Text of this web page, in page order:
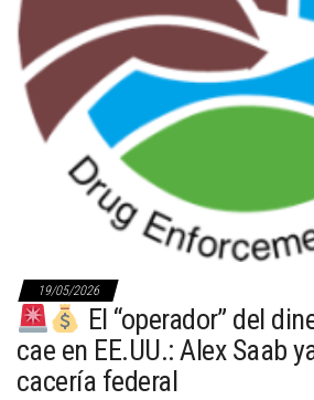
19/05/2026
El “operador” del
cae en EE.UU.: Alex Saab
cacería federal